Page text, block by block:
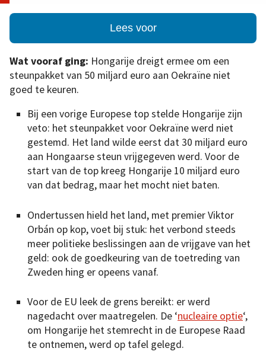
Lees voor
Wat vooraf ging: Hongarije dreigt ermee om een
steunpakket van 50 miljard euro aan Oekraïne niet
goed te keuren.
Bij een vorige Europese top stelde Hongarije zijn
veto: het steunpakket voor Oekraïne werd niet
gestemd. Het land wilde eerst dat 30 miljard euro
aan Hongaarse steun vrijgegeven werd. Voor de
start van de top kreeg Hongarije 10 miljard euro
van dat bedrag, maar het mocht niet baten.
Ondertussen hield het land, met premier Viktor
Orbán op kop, voet bij stuk: het verbond steeds
meer politieke beslissingen aan de vrijgave van het
geld: ook de goedkeuring van de toetreding van
Zweden hing er opeens vanaf.
Voor de EU leek de grens bereikt: er werd
nagedacht over maatregelen. De ‘nucleaire optie‘,
om Hongarije het stemrecht in de Europese Raad
te ontnemen, werd op tafel gelegd.